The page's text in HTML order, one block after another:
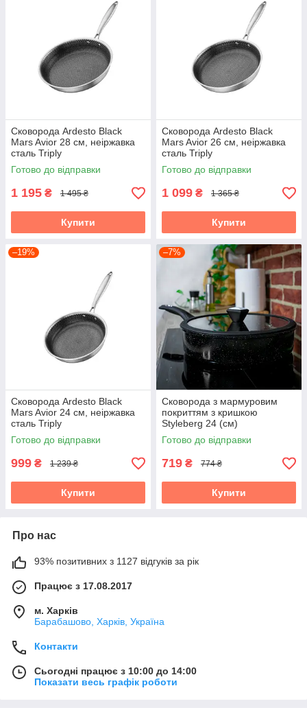
Сковорода Ardesto Black
Mars Avior 28 см, неіржавка
сталь Triply
Готово до відправки
1 195 ₴ 1 495 ₴
Купити
Сковорода Ardesto Black
Mars Avior 26 см, неіржавка
сталь Triply
Готово до відправки
1 099 ₴ 1 365 ₴
Купити
–19%
Сковорода Ardesto Black
Mars Avior 24 см, неіржавка
сталь Triply
Готово до відправки
999 ₴ 1 239 ₴
Купити
–7%
Сковорода з мармуровим
покриттям з кришкою
Styleberg 24 (см)
Готово до відправки
719 ₴ 774 ₴
Купити
Про нас
93% позитивних з 1127 відгуків за рік
Працює з 17.08.2017
м. Харків
Барабашово, Харків, Україна
Контакти
Сьогодні працює з 10:00 до 14:00
Показати весь графік роботи